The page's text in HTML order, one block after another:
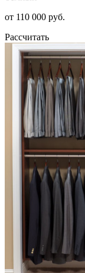
от 110 000 руб.
Рассчитать